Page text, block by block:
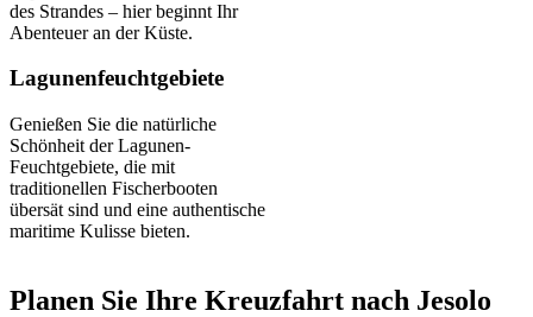
des Strandes – hier beginnt Ihr
Abenteuer an der Küste.
Lagunenfeuchtgebiete
Genießen Sie die natürliche
Schönheit der Lagunen-
Feuchtgebiete, die mit
traditionellen Fischerbooten
übersät sind und eine authentische
maritime Kulisse bieten.
Planen Sie Ihre Kreuzfahrt nach Jesolo